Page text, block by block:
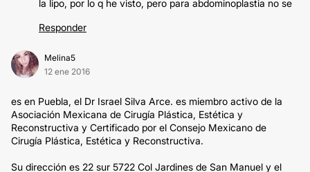
la lipo, por lo q he visto, pero para abdominoplastia no se
Responder
Melina5
12 ene 2016
es en Puebla, el Dr Israel Silva Arce. es miembro activo de la
Asociación Mexicana de Cirugía Plástica, Estética y
Reconstructiva y Certificado por el Consejo Mexicano de
Cirugía Plástica, Estética y Reconstructiva.
Su dirección es 22 sur 5722 Col Jardines de San Manuel y el